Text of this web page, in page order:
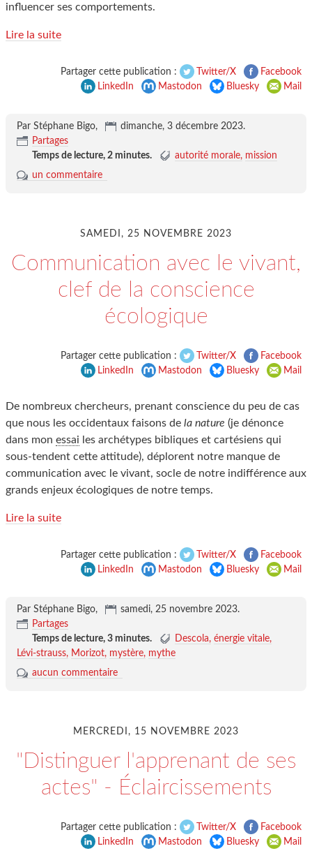
influencer ses comportements.
Lire la suite
Partager cette publication : Twitter/X
Facebook
LinkedIn
Mastodon Bluesky Mail
Par Stéphane Bigo, dimanche, 3 décembre 2023.
Partages
Temps de lecture, 2 minutes. autorité morale mission
un commentaire
SAMEDI, 25 NOVEMBRE 2023
Communication avec le vivant,
clef de la conscience
écologique
Partager cette publication : Twitter/X
Facebook
LinkedIn
Mastodon Bluesky Mail
De nombreux chercheurs, prenant conscience du peu de cas
que nous les occidentaux faisons de la nature (je dénonce
dans mon essai les archétypes bibliques et cartésiens qui
sous-tendent cette attitude), déplorent notre manque de
communication avec le vivant, socle de notre indifférence aux
grands enjeux écologiques de notre temps.
Lire la suite
Partager cette publication : Twitter/X
Facebook
LinkedIn
Mastodon Bluesky Mail
Par Stéphane Bigo, samedi, 25 novembre 2023.
Partages
Temps de lecture, 3 minutes. Descola énergie vitale
Lévi-strauss
Morizot mystère mythe
aucun commentaire
MERCREDI, 15 NOVEMBRE 2023
"Distinguer l'apprenant de ses
actes" - Éclaircissements
Partager cette publication : Twitter/X
Facebook
LinkedIn
Mastodon Bluesky Mail